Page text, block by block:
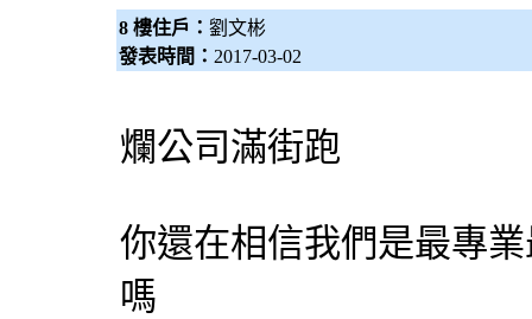
8 樓住戶： 劉文彬
發表時間： 2017-03-02
爛公司滿街跑
你還在相信我們是最專
嗎